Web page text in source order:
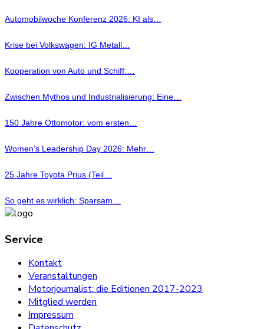
Automobilwoche Konferenz 2026: KI als…
Krise bei Volkswagen: IG Metall…
Kooperation von Auto und Schiff:…
Zwischen Mythos und Industrialisierung: Eine…
150 Jahre Ottomotor: vom ersten…
Women’s Leadership Day 2026: Mehr…
25 Jahre Toyota Prius (Teil…
So geht es wirklich: Sparsam…
Service
Kontakt
Veranstaltungen
Motorjournalist: die Editionen 2017-2023
Mitglied werden
Impressum